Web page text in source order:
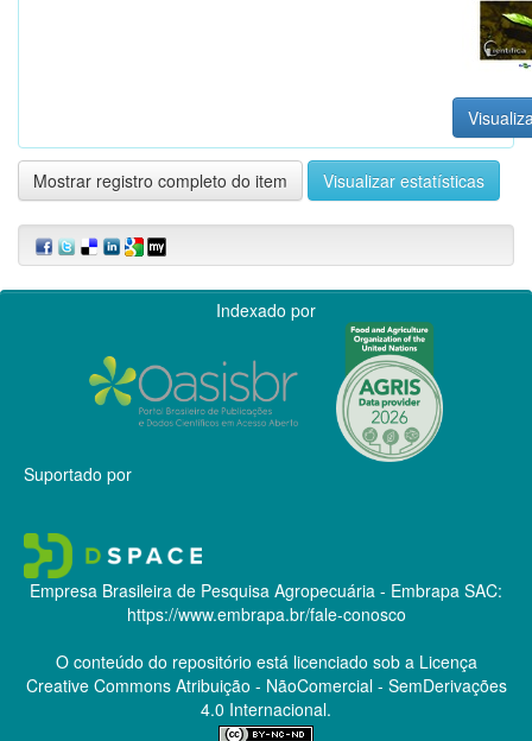
Mostrar registro completo do item Visualizar estatísticas
Indexado por
Suportado por
Empresa Brasileira de Pesquisa Agropecuária - Embrapa SAC:
https://www.embrapa.br/fale-conosco
O conteúdo do repositório está licenciado sob a Licença
Creative CommonsAtribuição - NãoComercial - SemDerivações
4.0 Internacional.